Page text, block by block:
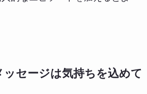
ッセージは気持ちを込めて